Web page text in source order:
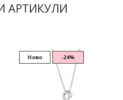
АРТИКУЛИ
Ново -24%